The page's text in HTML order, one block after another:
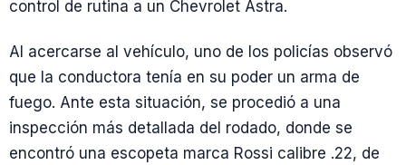
control de rutina a un Chevrolet Astra.
Al acercarse al vehículo, uno de los policías observó
que la conductora tenía en su poder un arma de
fuego. Ante esta situación, se procedió a una
inspección más detallada del rodado, donde se
encontró una escopeta marca Rossi calibre .22, de